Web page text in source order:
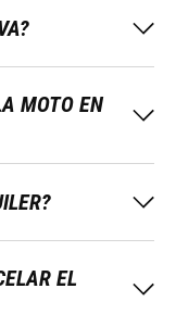
MOTO EN
EL